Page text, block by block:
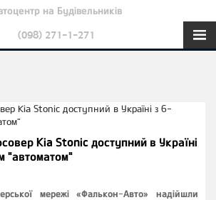
на Будівельників
(098) 271-1-271
Kia Stonic доступний в Україні
"автоматом"
мережі «Фалькон-Авто» надійшли